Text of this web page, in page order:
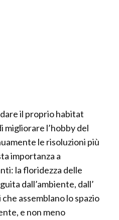
il proprio habitat
migliorare l’hobby del
le risoluzioni più
importanza a
la floridezza delle
dall’ambiente, dall’
assemblano lo spazio
e non meno